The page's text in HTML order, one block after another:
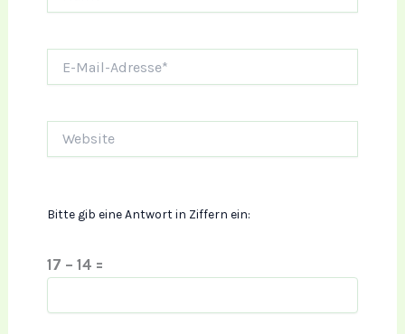
Mail-
Bitte gib eine Antwort in Ziffern ein:
17 − 14 =